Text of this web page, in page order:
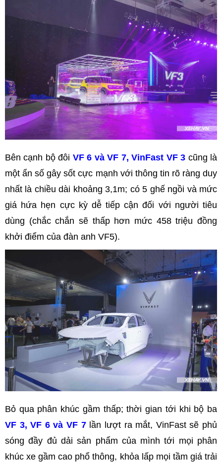
Bên cạnh bộ đôi VF 6 và VF 7, VinFast VF 3 cũng là
một ẩn số gây sốt cực mạnh với thông tin rõ ràng duy
nhất là chiều dài khoảng 3,1m; có 5 ghế ngồi và mức
giá hứa hẹn cực kỳ dễ tiếp cận đối với người tiêu
dùng (chắc chắn sẽ thấp hơn mức 458 triệu đồng
khởi điểm của đàn anh VF5).
Bỏ qua phân khúc gầm thấp; thời gian tới khi bộ ba
VF 3, VF 6 và VF 7lần lượt ra mắt, VinFast sẽ phủ
sóng đầy đủ dải sản phẩm của mình tới mọi phân
khúc xe gầm cao phổ thông, khỏa lấp mọi tầm giá trải